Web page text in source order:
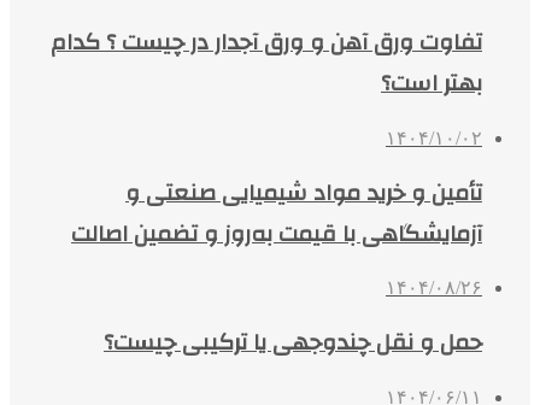
تفاوت ورق آهن و ورق آجدار در چیست ؟ کدام
بهتر است؟
۱۴۰۴/۱۰/۰۲
تأمین و خرید مواد شیمیایی صنعتی و
آزمایشگاهی با قیمت به‌روز و تضمین اصالت
۱۴۰۴/۰۸/۲۶
حمل و نقل چندوجهی یا ترکیبی چیست؟
۱۴۰۴/۰۶/۱۱